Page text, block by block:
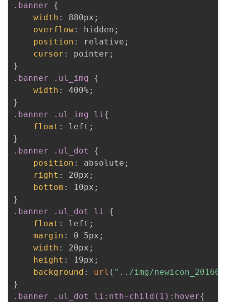
.banner
{
width : 880px ;
overflow: hidden ;
position : relative ;
cursor : pointer ;
}
.banner .ul_img
{
width : 400%;
}
.banner .ul_img li{
float : left ;
}
.banner .ul_dot
{
position : absolute ;
right : 20px ;
bottom : 10px ;
}
.banner .ul_dot li
{
float : left ;
margin : 0 5px ;
width : 20px ;
height : 19px ;
background : url ( "../img/
}
.banner .ul_dot li:nth-child(1):hover{